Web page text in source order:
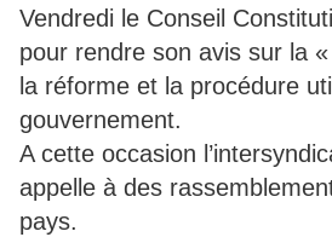
Vendredi le Conseil
pour rendre son avis sur la
la réforme et la procédure
gouvernement.
A cette occasion
appelle à des
pays.